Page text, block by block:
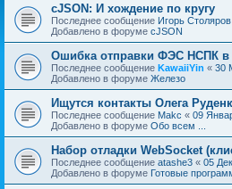
cJSON: И хождение по кругу
Последнее сообщение Игорь Столяров
Добавлено в форуме cJSON
Ошибка отправки ФЭС НСПК
Последнее сообщение KawaiiYin « 30
Добавлено в форуме Железо
Ищутся контакты Олега
Последнее сообщение Makc « 09
Добавлено в форуме Обо всем ...
Набор отладки WebSocket
Последнее сообщение atashe3 « 05
Добавлено в форуме Готовые